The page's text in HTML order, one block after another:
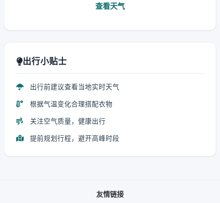
查看天气
出行小贴士
出行前建议查看当地实时天气
根据气温变化合理搭配衣物
关注空气质量，健康出行
提前规划行程，避开高峰时段
友情链接